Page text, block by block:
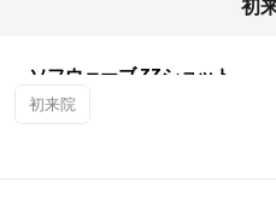
初来院
初
ソフウェーブ 33ショット